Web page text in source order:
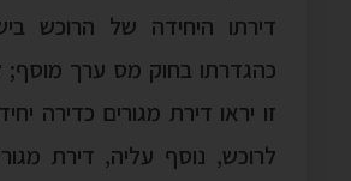
דירתו היחידה של הרוכש
כהגדרתו בחוק מס ערך מוסף;
זו יראו דירת מגורים כדירה
לרוכש, נוסף עליה, דירת